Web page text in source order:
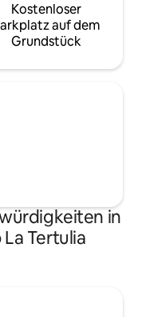
Kostenloser
auf dem
Grundstück
in
Tertulia